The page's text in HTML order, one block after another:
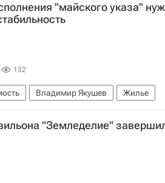
"майского указа"
132
Владимир Якушев
Жилье
и жилищно-коммунального
"Земледелие"